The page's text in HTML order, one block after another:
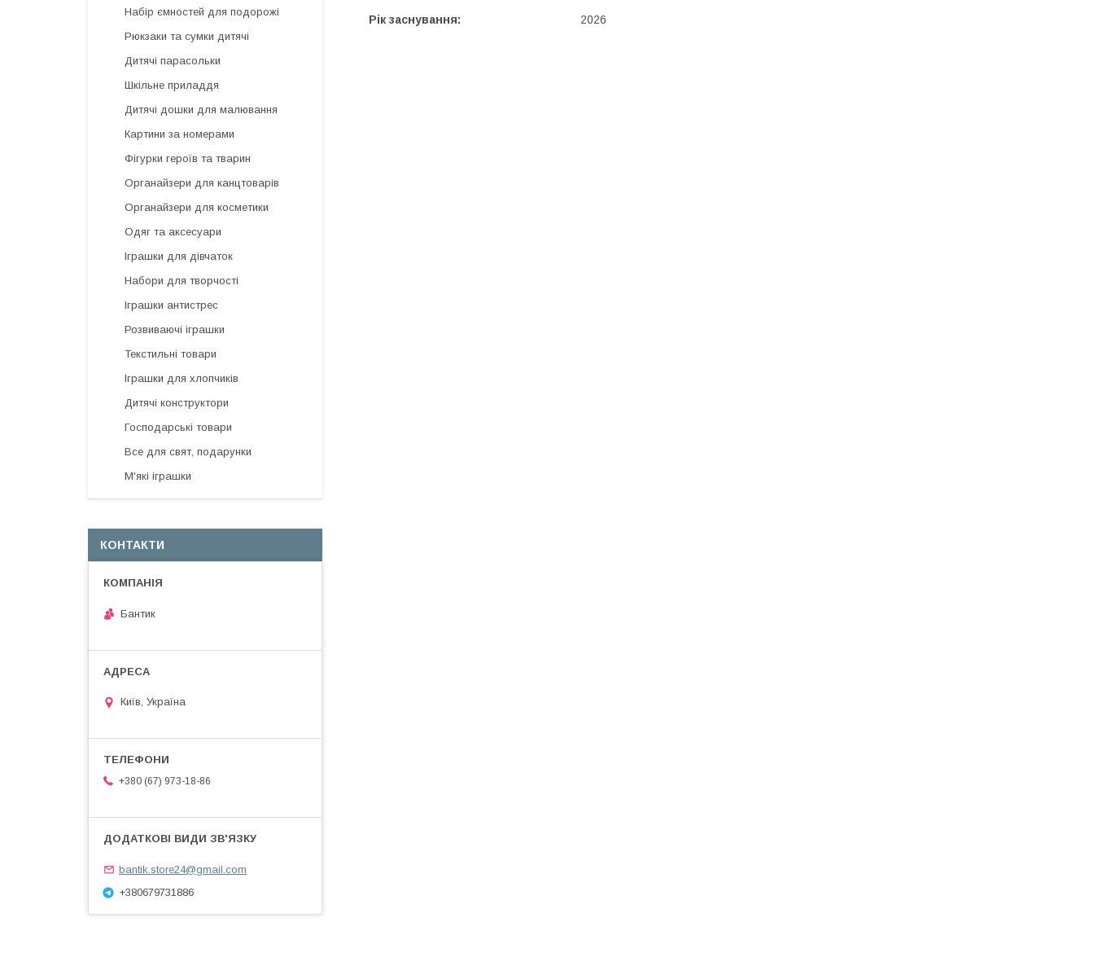
Рік заснування: 2026
Набір ємностей для подорожі
Рюкзаки та сумки дитячі
Дитячі парасольки
Шкільне приладдя
Дитячі дошки для малювання
Картини за номерами
Фігурки героїв та тварин
Органайзери для канцтоварів
Органайзери для косметики
Одяг та аксесуари
Іграшки для дівчаток
Набори для творчості
Іграшки антистрес
Розвиваючі іграшки
Текстильні товари
Іграшки для хлопчиків
Дитячі конструктори
Господарські товари
Все для свят, подарунки
М'які іграшки
КОНТАКТИ
Бантик
Київ, Україна
+380 (67) 973-18-86
bantik.store24@gmail.com
+380679731886